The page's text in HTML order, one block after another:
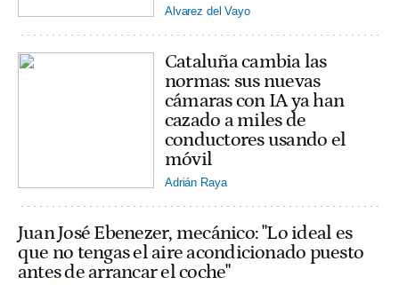
Alvarez del Vayo
Cataluña cambia las
normas: sus nuevas
cámaras con IA ya han
cazado a miles de
conductores usando el
móvil
Adrián Raya
Juan José Ebenezer, mecánico: "Lo ideal es
que no tengas el aire acondicionado puesto
antes de arrancar el coche"